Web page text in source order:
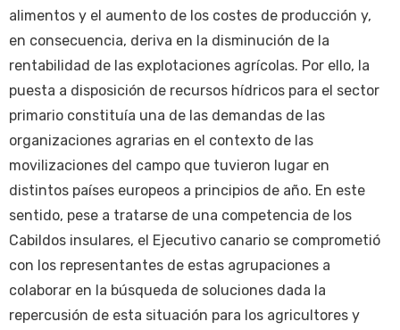
alimentos y el aumento de los costes de producción y,
en consecuencia, deriva en la disminución de la
rentabilidad de las explotaciones agrícolas. Por ello, la
puesta a disposición de recursos hídricos para el sector
primario constituía una de las demandas de las
organizaciones agrarias en el contexto de las
movilizaciones del campo que tuvieron lugar en
distintos países europeos a principios de año. En este
sentido, pese a tratarse de una competencia de los
Cabildos insulares, el Ejecutivo canario se comprometió
con los representantes de estas agrupaciones a
colaborar en la búsqueda de soluciones dada la
repercusión de esta situación para los agricultores y